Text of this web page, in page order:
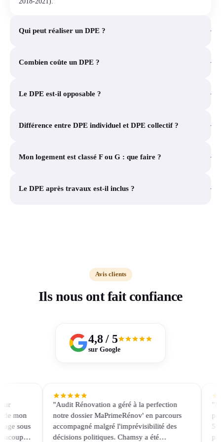
Qui peut réaliser un DPE ? +
Combien coûte un DPE ? +
Le DPE est-il opposable ? +
Différence entre DPE individuel et DPE collectif ? +
Mon logement est classé F ou G : que faire ? +
Le DPE après travaux est-il inclus ? +
Avis clients
Ils nous ont fait confiance
4,8 / 5
sur Google
"Audit Rénovation a géré à la perfection
notre dossier MaPrimeRénov' en parcours
accompagné malgré l'imprévisibilité des
décisions politiques. Chamsy a été
pour
50
projet